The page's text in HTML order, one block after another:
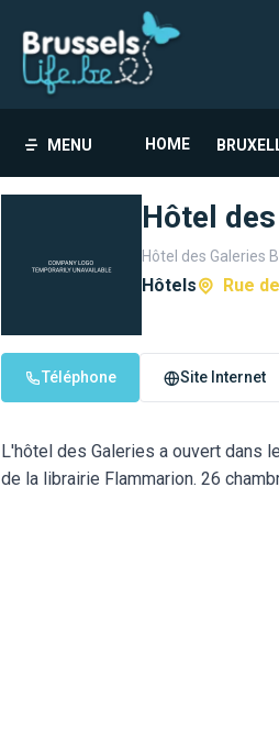
MENU HOME
Hôtel
Hôtel des Galeries
Hôtels Rue
Téléphone Site Internet
L'hôtel des Galeries a ouvert dans
de la librairie Flammarion. 26